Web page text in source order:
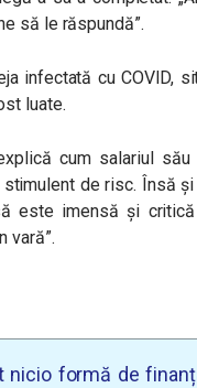
să le răspundă”.
infectată cu COVID,
luate.
cum salariul
de risc. Însă
este imensă și
vară”.
nicio formă de